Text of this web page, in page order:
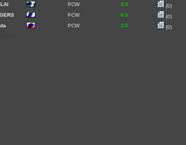
PCW 3:0
(0)
PCW 6:0
(0)
da PCW 3:0 (0)